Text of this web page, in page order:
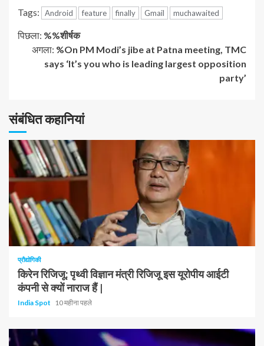
Tags: Android feature finally Gmail muchawaited
जारी
रहे
हैं
पिछला: %%शीर्षक
अगला: %​On PM Modi’s jibe at Patna meeting, TMC
says ‘It’s you who is leading largest opposition
party’
संबंधित कहानियां
1 न्यूनतम पढ़ा
प्रौद्योगिकी
किरेन रिजिजू: पृथ्वी विज्ञान मंत्री रिजिजू इस यूरोपीय आईटी
कंपनी से क्यों नाराज हैं |
India Spot 10 महीना पहले